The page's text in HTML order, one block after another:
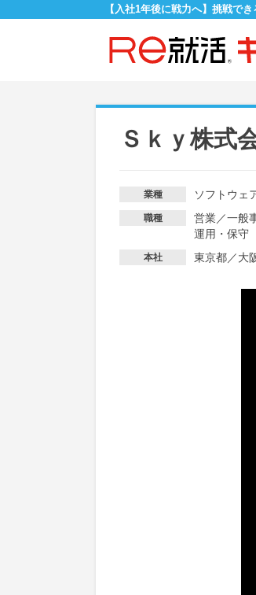
【入社1年後に戦力へ】挑戦で
Ｓｋｙ株式
業種 ソフトウェ
職種 営業／一般
運用・保守
本社 東京都／大